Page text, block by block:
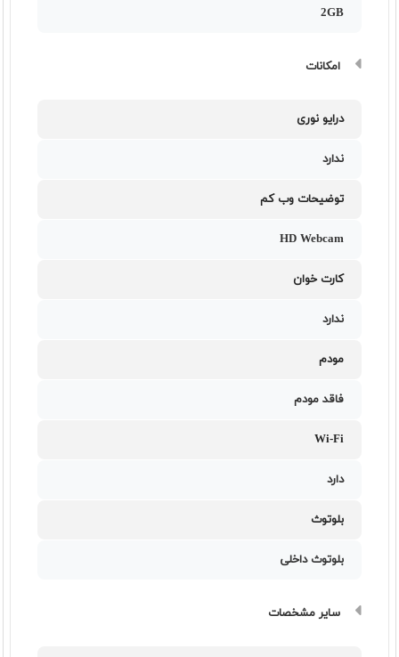
2GB
امکانات
درایو نوری
ندارد
توضیحات وب کم
HD Webcam
کارت خوان
ندارد
مودم
فاقد مودم
Wi-Fi
دارد
بلوتوث
بلوتوث داخلی
سایر مشخصات